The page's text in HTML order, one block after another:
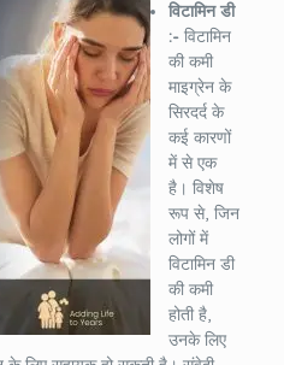
विटामिन डी
:-विटामिन
की कमी
माइग्रेन के
सिरदर्द के
कई कारणों
में से एक
है। विशेष
रूप से, जिन
लोगों में
विटामिन डी
की कमी
होती है,
उनके लिए